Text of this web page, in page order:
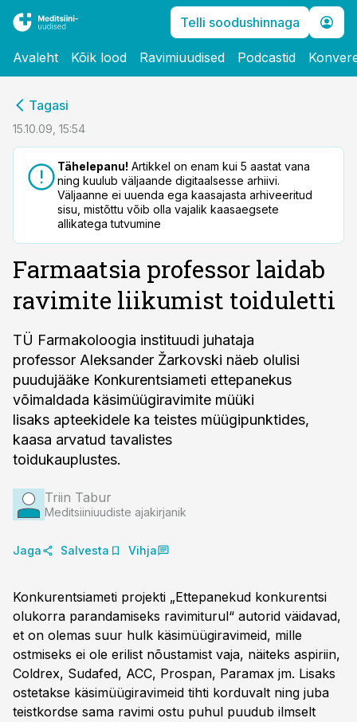
Telli soodushinnaga
Avaleht Kõik lood Ravimiuudised Podcastid
Tagasi
15.10.09, 15:54
Tähelepanu! Artikkel on enam kui 5 aastat vana
ning kuulub väljaande digitaalsesse arhiivi.
Väljaanne ei uuenda ega kaasajasta arhiveeritud
sisu, mistõttu võib olla vajalik kaasaegsete
allikatega tutvumine
Farmaatsia professor laidab
ravimite liikumist toiduletti
TÜ Farmakoloogia instituudi juhataja
professor Aleksander Žarkovski näeb olulisi
puudujääke Konkurentsiameti ettepanekus
võimaldada käsimüügiravimite müüki
lisaks apteekidele ka teistes müügipunktides,
kaasa arvatud tavalistes
toidukauplustes.
Triin Tabur
Meditsiiniuudiste ajakirjanik
Jaga Salvesta Vihja
Konkurentsiameti projekti „Ettepanekud konkurentsi
olukorra parandamiseks ravimiturul“ autorid väidavad,
et on olemas suur hulk käsimüügiravimeid, mille
ostmiseks ei ole erilist nõustamist vaja, näiteks aspiriin,
Coldrex, Sudafed, ACC, Prospan, Paramax jm. Lisaks
ostetakse käsimüügiravimeid tihti korduvalt ning juba
teistkordse sama ravimi ostu puhul puudub ilmselt